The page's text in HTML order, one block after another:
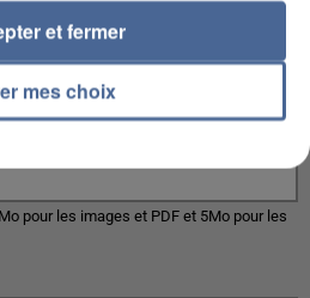
pour les images et PDF et 5Mo pour les
mes choix
et fermer